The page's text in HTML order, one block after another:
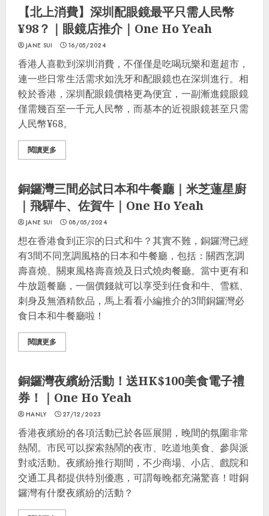
【北上消費】深圳配眼鏡最平只需人民幣
¥98？｜眼鏡店推介｜One Ho Yeah
JANE SUI 16/05/2024
香港人喜歡到深圳消費，不僅僅是吃喝玩樂和逛超市，
連一些日常生活需求如洗牙和配眼鏡也在深圳進行。相
較於香港，深圳配眼鏡價格更為便宜，一副漸進鏡眼鏡
僅需幾百至一千元人民幣，而基本的近視眼鏡甚至只需
人民幣¥68。
閱讀更多
格價
銅鑼灣三間必試日本和牛餐廳｜米芝蓮星廚
｜飛驒牛、佐賀牛｜One Ho Yeah
JANE SUI 08/05/2024
想在香港食到正宗的日式和牛？其實不難，銅鑼灣已經
有3間不同烹調風格的日本和牛餐廳，包括：關西烹調
壽喜燒、關東風格壽喜燒及日式燒肉餐廳。當中更有和
牛放題餐廳，一個價錢就可以享受到任食和牛、雪糕、
刺身及無酒精飲品，馬上看看小編推介的3間銅鑼灣必
食日本和牛餐廳啦！
閱讀更多
最著數
銅鑼灣夜繽紛活動！送HK$100美食電子禮
券！｜One Ho Yeah
HANLY 27/12/2023
香港夜繽紛的各項活動已於各區展開，晚間的氛圍非常
熱鬧。市民可以探索熱鬧的夜市、吃道地美食、參與派
對或活動。夜繽紛推行期間，不少商場、小店、戲院和
交通工具都提供特別優惠，可謂每晚都充滿驚喜！咁銅
鑼灣有什麼夜繽紛的活動？